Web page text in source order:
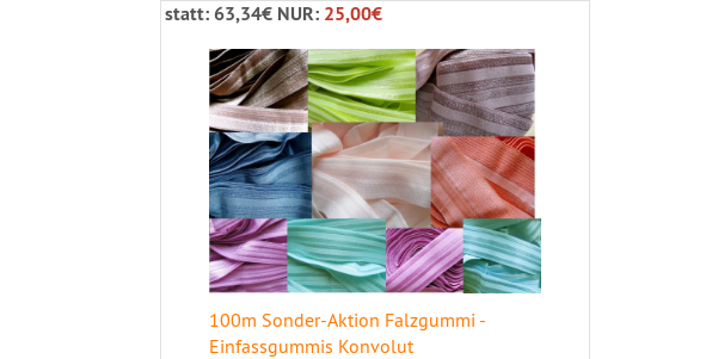
statt: 63,34€ NUR: 25,00€
100m Sonder-Aktion Falzgummi -
Einfassgummis Konvolut